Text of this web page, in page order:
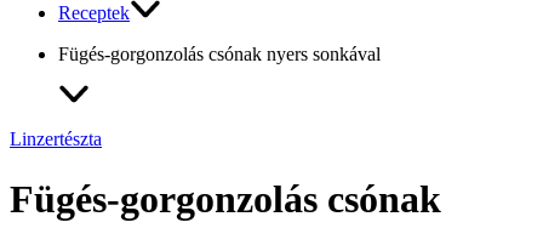
Receptek
Fügés-gorgonzolás csónak nyers sonkával
Linzertészta
Fügés-gorgonzolás csónak